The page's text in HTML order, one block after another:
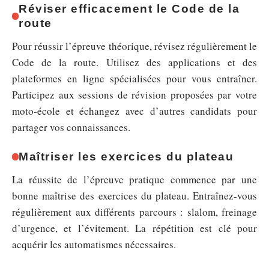
Réviser efficacement le Code de la
route
Pour réussir l’épreuve théorique, révisez régulièrement le
Code de la route. Utilisez des applications et des
plateformes en ligne spécialisées pour vous entraîner.
Participez aux sessions de révision proposées par votre
moto-école et échangez avec d’autres candidats pour
partager vos connaissances.
Maîtriser les exercices du plateau
La réussite de l’épreuve pratique commence par une
bonne maîtrise des exercices du plateau. Entraînez-vous
régulièrement aux différents parcours : slalom, freinage
d’urgence, et l’évitement. La répétition est clé pour
acquérir les automatismes nécessaires.